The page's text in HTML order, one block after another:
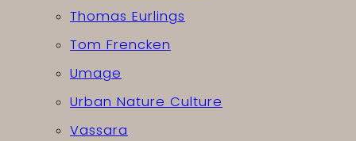
Thomas Eurlings
Tom Frencken
Umage
Urban Nature Culture
Vassara